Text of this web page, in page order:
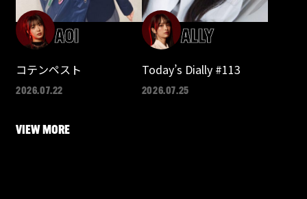
VIEW MORE
AOI
コテンペスト
2026.07.22
ALLY
Today’s Dially #113
2026.07.25